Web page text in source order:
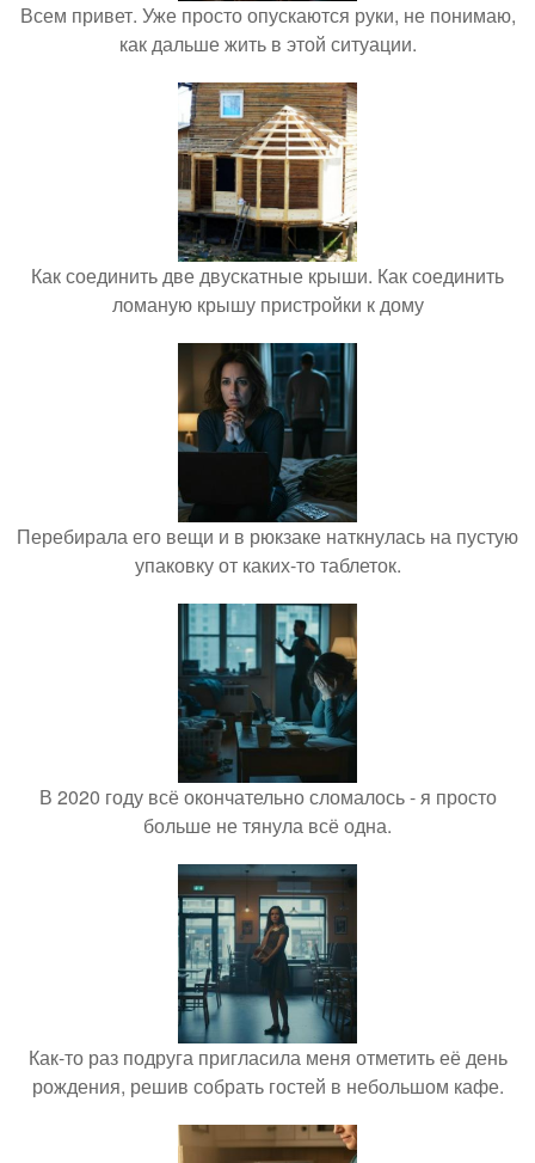
Всем привет. Уже просто опускаются руки, не понимаю,
как дальше жить в этой ситуации.
Как соединить две двускатные крыши. Как соединить
ломаную крышу пристройки к дому
Перебирала его вещи и в рюкзаке наткнулась на пустую
упаковку от каких-то таблеток.
В 2020 году всё окончательно сломалось - я просто
больше не тянула всё одна.
Как-то раз подруга пригласила меня отметить её день
рождения, решив собрать гостей в небольшом кафе.